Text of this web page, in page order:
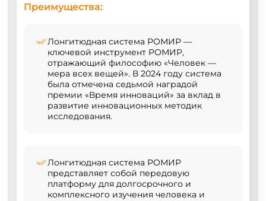
Преимущества:
Лонгитюдная система РОМИР —
ключевой инструмент РОМИР,
отражающий философию «Человек —
мера всех вещей». В 2024 году система
была отмечена седьмой наградой
премии «Время инноваций» за вклад в
развитие инновационных методик
исследования.
Лонгитюдная система РОМИР
представляет собой передовую
платформу для долгосрочного и
комплексного изучения человека и